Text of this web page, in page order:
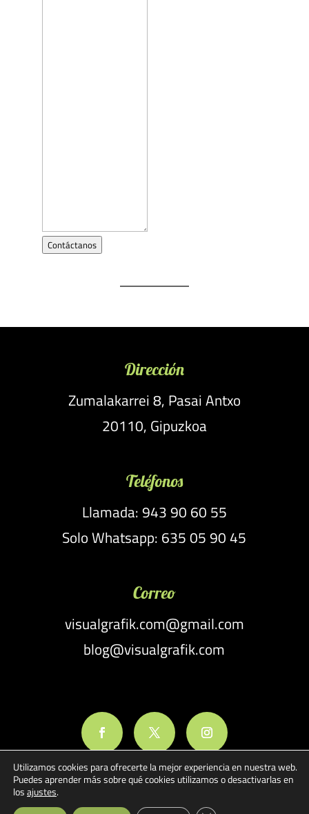
Contáctanos
Dirección
Zumalakarrei 8, Pasai Antxo
20110, Gipuzkoa
Teléfonos
Llamada: 943 90 60 55
Solo Whatsapp: 635 05 90 45
Correo
visualgrafik.com@gmail.com
blog@visualgrafik.com
Utilizamos cookies para ofrecerte la mejor experiencia en nuestra web.
Puedes aprender más sobre qué cookies utilizamos o desactivarlas en
losajustes.